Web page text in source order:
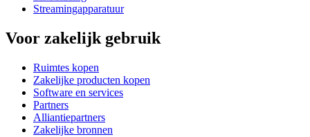
Streamingapparatuur
Voor zakelijk gebruik
Ruimtes kopen
Zakelijke producten kopen
Software en services
Partners
Alliantiepartners
Zakelijke bronnen